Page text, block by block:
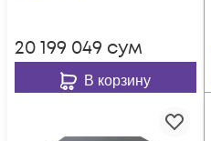
20 199 049 сум
В корзину